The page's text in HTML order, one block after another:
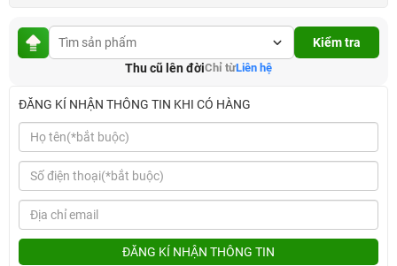
Kiểm tra
Thu cũ lên đờiChỉ từLiên hệ
ĐĂNG KÍ NHẬN THÔNG TIN KHI CÓ HÀNG
ĐĂNG KÍ NHẬN THÔNG TIN